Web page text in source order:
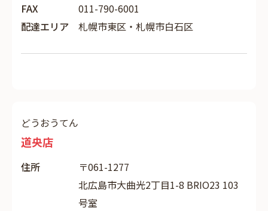
FAX
011-790-6001
配達エリア
札幌市東区・札幌市白石区
どうおうてん
道央店
住所
〒061-1277
北広島市大曲光2丁目1-8 BRIO23 103
号室